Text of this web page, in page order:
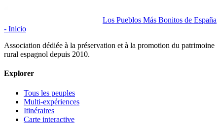
Los Pueblos Más Bonitos de España
- Inicio
Association dédiée à la préservation et à la promotion du patrimoine
rural espagnol depuis 2010.
Explorer
Tous les peuples
Multi-expériences
Itinéraires
Carte interactive